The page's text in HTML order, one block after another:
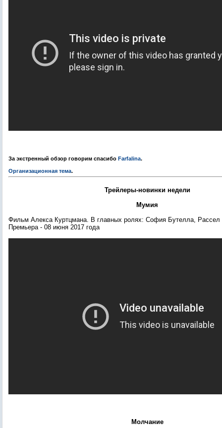
За экстренный обзор говорим спасибо Farfalina.
Организационная тема.
Трейлеры-новинки недели
Мумия
Фильм Алекса Куртцмана . В главных ролях: София Бутелла, Рассел
Премьера - 08 июня 2017 года
Молчание